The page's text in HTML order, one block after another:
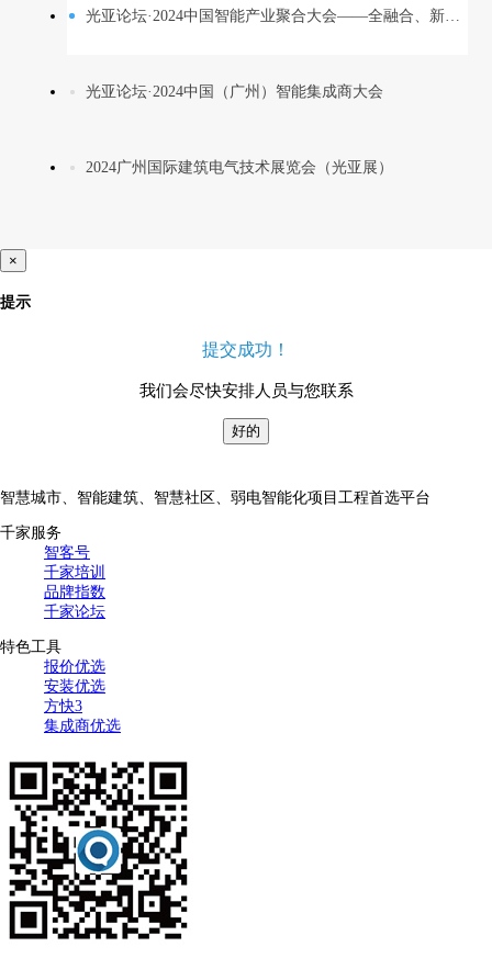
光亚论坛·2024中国智能产业聚合大会——全融合、新设计、引破局
光亚论坛·2024中国（广州）智能集成商大会
2024广州国际建筑电气技术展览会（光亚展）
×
提示
提交成功！
我们会尽快安排人员与您联系
好的
智慧城市、智能建筑、智慧社区、弱电智能化项目工程首选平台
千家服务
智客号
千家培训
品牌指数
千家论坛
特色工具
报价优选
安装优选
方快3
集成商优选